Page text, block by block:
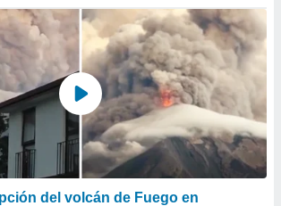
del volcán de Fuego en